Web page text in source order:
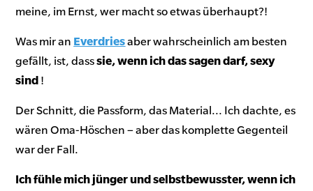
meine, im Ernst, wer macht so etwas überhaupt?!
Was mir an Everdriesaber wahrscheinlich am besten
gefällt, ist, dasssie, wenn ich das sagen darf, sexy
sind !
Der Schnitt, die Passform, das Material... Ich dachte, es
wären Oma-Höschen – aber das komplette Gegenteil
war der Fall.
Ich fühle mich jünger und selbstbewusster, wenn ich